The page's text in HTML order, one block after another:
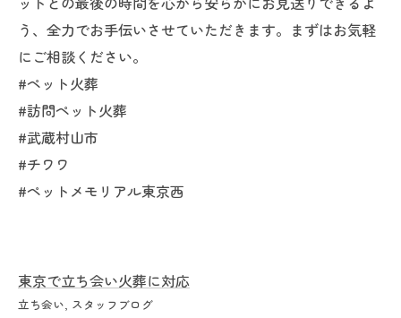
う、全力でお手伝いさせていただきます。まずはお気軽
にご相談ください。
#ペット火葬
#訪問ペット火葬
#武蔵村山市
#チワワ
#ペットメモリアル東京西
東京で立ち会い火葬に対応
立ち会い スタッフブログ